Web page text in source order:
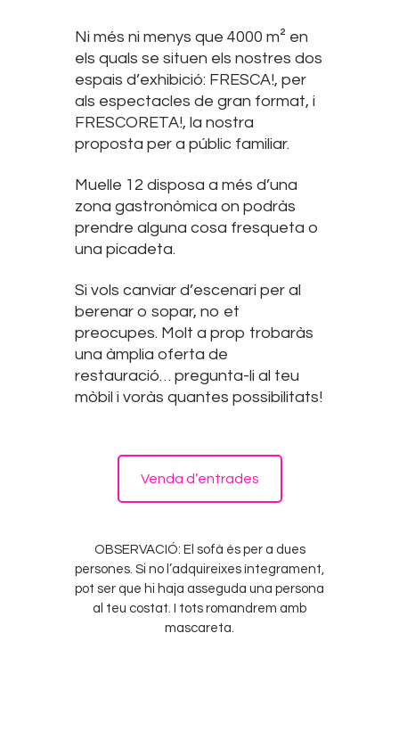
Ni més ni menys que 4000 m² en
els quals se situen els nostres dos
espais d’exhibició: FRESCA!, per
als espectacles de gran format, i
FRESCORETA!, la nostra
proposta per a públic familiar.
Muelle 12 disposa a més d’una
zona gastronòmica on podràs
prendre alguna cosa fresqueta o
una picadeta.
Si vols canviar d’escenari per al
berenar o sopar, no et
preocupes. Molt a prop trobaràs
una àmplia oferta de
restauració… pregunta-li al teu
mòbil i voràs quantes possibilitats!
Venda d’entrades
OBSERVACIÓ: El sofà és per a dues
persones. Si no l’adquireixes íntegrament,
pot ser que hi haja asseguda una persona
al teu costat. I tots romandrem amb
mascareta.